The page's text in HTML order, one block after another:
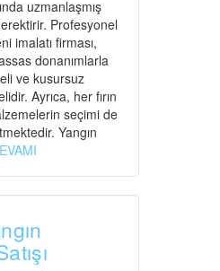
uzmanlaşmış
Profesyonel
imalatı firması,
donanımlarla
ve kusursuz
Ayrıca, her fırın
seçimi de
Yangın